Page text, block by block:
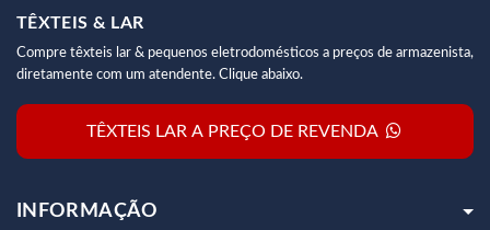
TÊXTEIS & LAR
Compre têxteis lar & pequenos eletrodomésticos a preços de armazenista,
diretamente com um atendente. Clique abaixo.
TÊXTEIS LAR A PREÇO DE REVENDA
INFORMAÇÃO